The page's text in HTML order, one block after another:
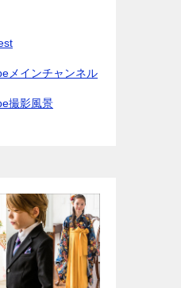
メインチャンネル
撮影風景